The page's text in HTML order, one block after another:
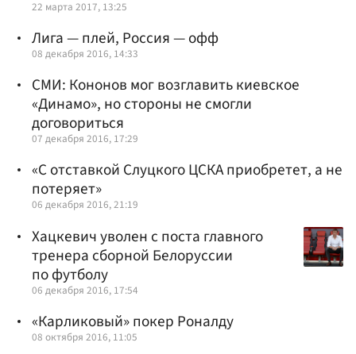
22 марта 2017, 13:25
Лига — плей, Россия — офф
08 декабря 2016, 14:33
СМИ: Кононов мог возглавить киевское
«Динамо», но стороны не смогли
договориться
07 декабря 2016, 17:29
«С отставкой Слуцкого ЦСКА приобретет, а не
потеряет»
06 декабря 2016, 21:19
Хацкевич уволен с поста главного
тренера сборной Белоруссии
по футболу
06 декабря 2016, 17:54
«Карликовый» покер Роналду
08 октября 2016, 11:05